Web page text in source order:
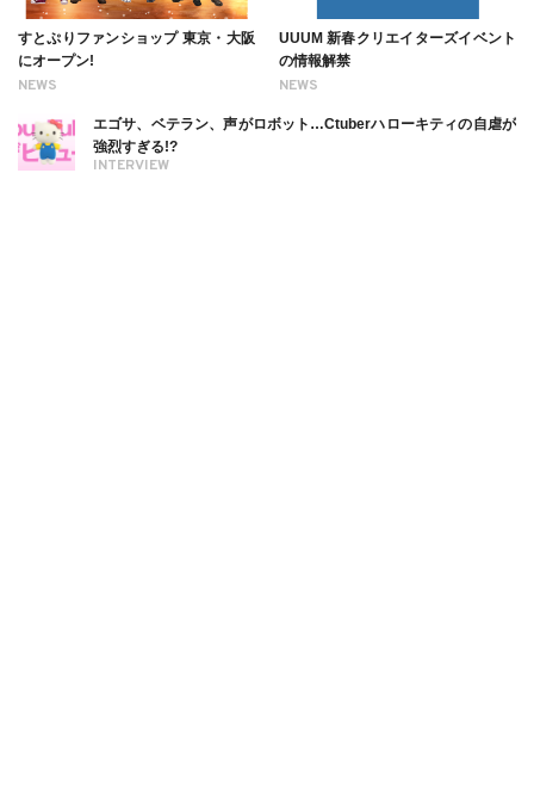
NEWS
すとぷりファンショップ 東京・大阪
にオープン!
NEWS
UUUM 新春クリエイターズイベント
の情報解禁
INTERVIEW
エゴサ、ベテラン、声がロボット…Ctuberハローキティの自虐が
強烈すぎる!?